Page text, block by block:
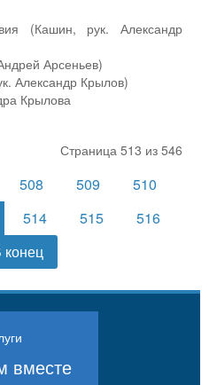
(Кашин, рук. Александр
Арсеньев)
Александр Крылов)
Крылова
Страница 513 из 546
508 509
510
514 515
516
конец
вместе